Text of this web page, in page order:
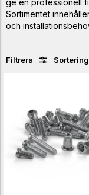
ge en professionell
Sortimentet
och
Filtrera Sortering